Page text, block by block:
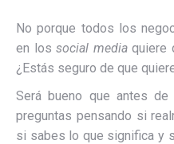
No porque todos los
en los social mediaquiere
¿Estás seguro de que
Será bueno que antes
preguntas pensando si
si sabes lo que significa y